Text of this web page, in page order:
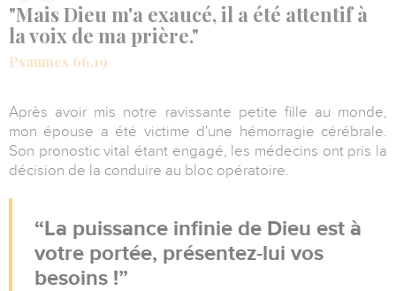
"Mais Dieu m'a exaucé, il a été attentif à
la voix de ma prière."
Psaumes 66.19
Après avoir mis notre ravissante petite fille au monde,
mon épouse a été victime d'une hémorragie cérébrale.
Son pronostic vital étant engagé, les médecins ont pris la
décision de la conduire au bloc opératoire.
La puissance infinie de Dieu est à
votre portée, présentez-lui vos
besoins !